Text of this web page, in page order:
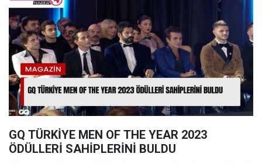
GQ TÜRKİYE MEN OF THE YEAR 2023
ÖDÜLLERİ SAHİPLERİNİ BULDU